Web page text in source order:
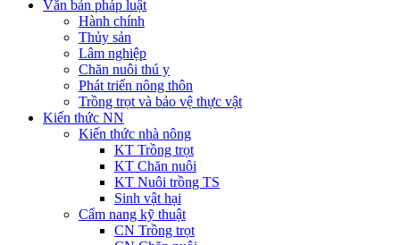
Văn bản pháp luật
Hành chính
Thủy sản
Lâm nghiệp
Chăn nuôi thú y
Phát triển nông thôn
Trồng trọt và bảo vệ thực vật
Kiến thức NN
Kiến thức nhà nông
KT Trồng trọt
KT Chăn nuôi
KT Nuôi trồng TS
Sinh vật hại
Cẩm nang kỹ thuật
CN Trồng trọt